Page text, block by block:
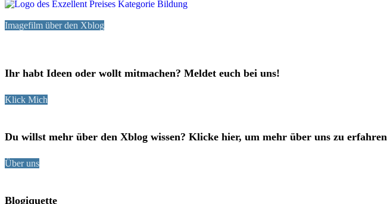
Imagefilm über den Xblog
Ihr habt Ideen oder wollt mitmachen? Meldet euch bei uns!
Klick Mich
Du willst mehr über den Xblog wissen? Klicke hier, um mehr über uns zu erfahren
Über uns
Blogiquette